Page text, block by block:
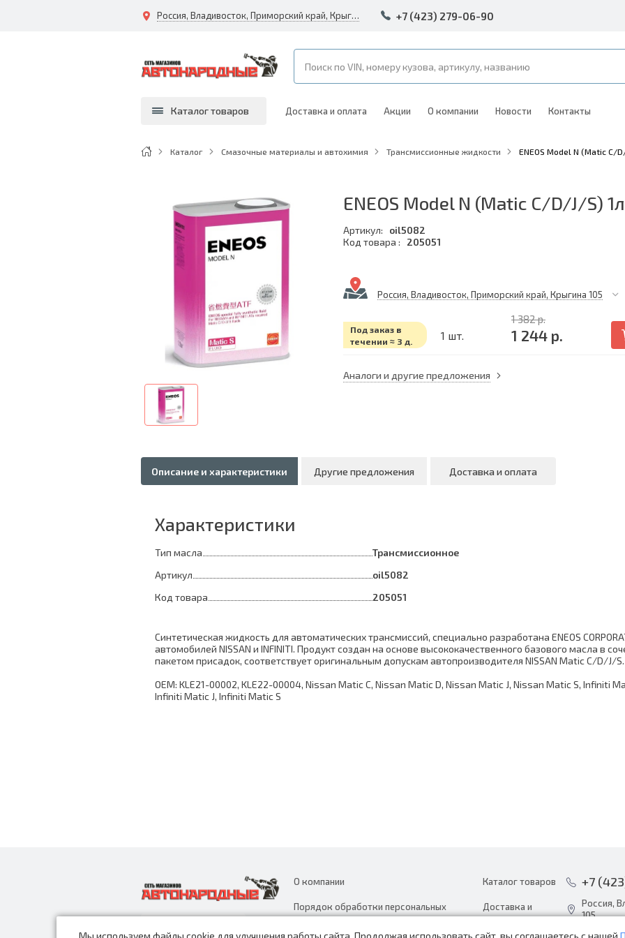
Мы используем файлы cookie для улучшения работы сайта. Продолжая использовать сайт, вы соглашаетесь с нашей
Россия, Владивосток, Приморский край, Крыгина 105 +7 (423) 279-06-90
Каталог товаров Доставка и оплата Акции О компании Новости Контакты
Каталог Смазочные материалы и автохимия Трансмиссионные жидкости ENEOS Model N (Matic C/
ENEOS Model N (Matic C/D/J/S) 1л
Артикул:
oil5082
Код товара :
205051
Россия, Владивосток, Приморский край, Крыгина 105
Под заказ в
течении ≈ 3 д.
1 шт.
1 382 р.
1 244 р.
Аналоги и другие предложения
Описание и характеристики Другие предложения Доставка и оплата
Характеристики
Тип масла
Трансмиссионное
Артикул
oil5082
Код товара
205051
Синтетическая жидкость для автоматических трансмиссий, специально разработана ENEOS
автомобилей NISSAN и INFINITI. Продукт создан на основе высококачественного базового масла в
пакетом присадок, соответствует оригинальным допускам автопроизводителя NISSAN Matic C/D/J/S.
ОЕМ: KLE21-00002, KLE22-00004, Nissan Matic C, Nissan Matic D, Nissan Matic J, Nissan Matic S, Infiniti
Infiniti Matic J, Infiniti Matic S
О компании
Порядок обработки персональных
данных
Каталог товаров
Доставка и
оплата
+7
Россия,
105